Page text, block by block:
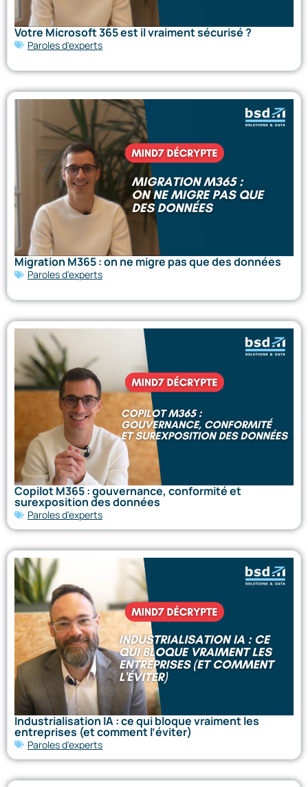
Votre Microsoft 365 est il vraiment sécurisé ?
Paroles d'experts
Migration M365 : on ne migre pas que des données
Paroles d'experts
Copilot M365 : gouvernance, conformité et
surexposition des données
Paroles d'experts
Industrialisation IA : ce qui bloque vraiment les
entreprises (et comment l’éviter)
Paroles d'experts